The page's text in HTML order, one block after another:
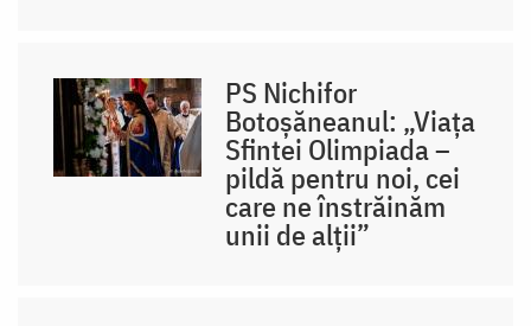
PS Nichifor
Botoșăneanul: „Viața
Sfintei Olimpiada –
pildă pentru noi, cei
care ne înstrăinăm
unii de alții”